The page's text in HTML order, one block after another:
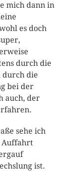
mich dann in
es doch
durch die
durch die
bei der
auch, der
sehe ich
Auffahrt
ist.